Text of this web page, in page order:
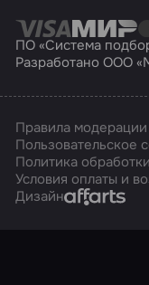
ПО «Система
Разработано ООО
Правила
Пользовательское
Политика
Условия оплаты и
ДизайнAffarts